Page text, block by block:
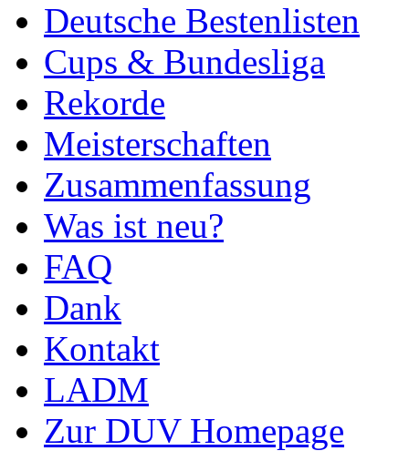
Deutsche Bestenlisten
Cups & Bundesliga
Rekorde
Meisterschaften
Zusammenfassung
Was ist neu?
FAQ
Dank
Kontakt
LADM
Zur DUV Homepage